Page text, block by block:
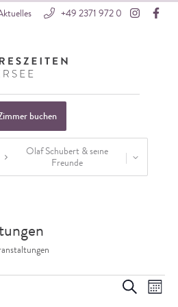
+49 2371 972 0
buchen
Olaf Schubert & seine
Freunde
Suche
Monat